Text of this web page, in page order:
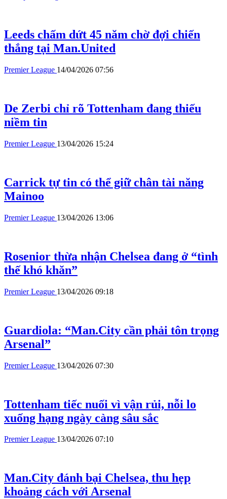
Leeds chấm dứt 45 năm chờ đợi chiến
thắng tại Man.United
Premier League 14/04/2026 07:56
De Zerbi chỉ rõ Tottenham đang thiếu
niềm tin
Premier League 13/04/2026 15:24
Carrick tự tin có thể giữ chân tài năng
Mainoo
Premier League 13/04/2026 13:06
Rosenior thừa nhận Chelsea đang ở “tình
thế khó khăn”
Premier League 13/04/2026 09:18
Guardiola: “Man.City cần phải tôn trọng
Arsenal”
Premier League 13/04/2026 07:30
Tottenham tiếc nuối vì vận rủi, nỗi lo
xuống hạng ngày càng sâu sắc
Premier League 13/04/2026 07:10
Man.City đánh bại Chelsea, thu hẹp
khoảng cách với Arsenal